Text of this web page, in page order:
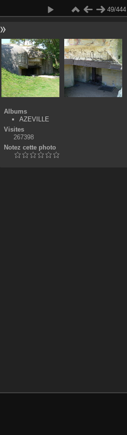
49/444
Albums
AZEVILLE
Visites
267398
Notez cette photo